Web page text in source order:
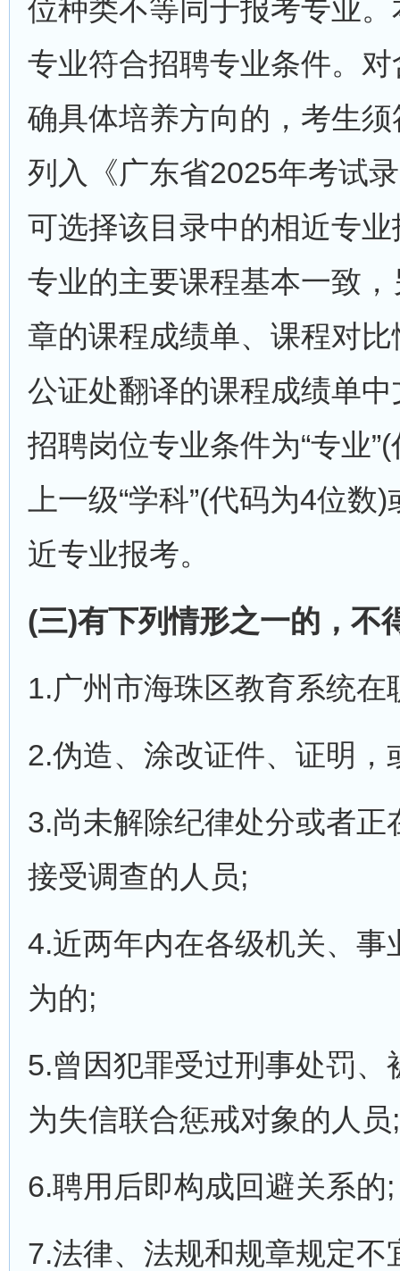
位种类不等同于报考专业
专业符合招聘专业条件。
确具体培养方向的，考生
列入《广东省2025年考试
可选择该目录中的相近专
专业的主要课程基本一致
章的课程成绩单、课程对
公证处翻译的课程成绩单
招聘岗位专业条件为“专业
上一级“学科”(代码为4位
近专业报考。
(三)有下列情形之一的，不
1.广州市海珠区教育系统在
2.伪造、涂改证件、证明
3.尚未解除纪律处分或者
接受调查的人员;
4.近两年内在各级机关、
为的;
5.曾因犯罪受过刑事处罚
为失信联合惩戒对象的人员;
6.聘用后即构成回避关系的;
7.法律、法规和规章规定